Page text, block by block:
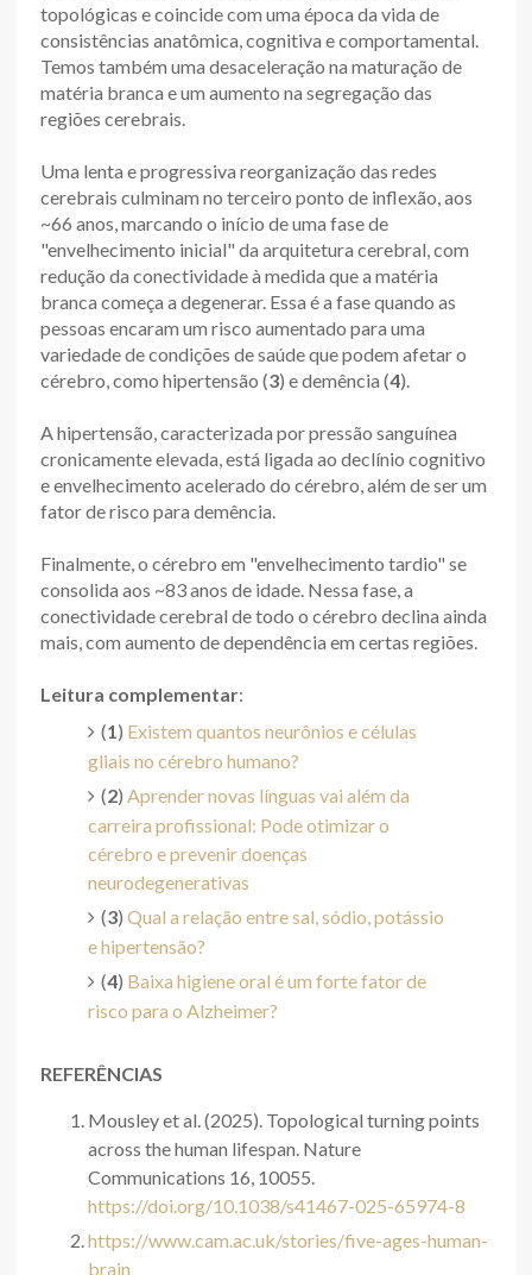
topológicas e coincide com uma época da vida de
consistências anatômica, cognitiva e comportamental.
Temos também uma desaceleração na maturação de
matéria branca e um aumento na segregação das
regiões cerebrais.
Uma lenta e progressiva reorganização das redes
cerebrais culminam no terceiro ponto de inflexão, aos
~66 anos, marcando o início de uma fase de
"envelhecimento inicial" da arquitetura cerebral, com
redução da conectividade à medida que a matéria
branca começa a degenerar. Essa é a fase quando as
pessoas encaram um risco aumentado para uma
variedade de condições de saúde que podem afetar o
cérebro, como hipertensão (3) e demência (4).
A hipertensão, caracterizada por pressão sanguínea
cronicamente elevada, está ligada ao declínio cognitivo
e envelhecimento acelerado do cérebro, além de ser um
fator de risco para demência.
Finalmente, o cérebro em "envelhecimento tardio" se
consolida aos ~83 anos de idade. Nessa fase, a
conectividade cerebral de todo o cérebro declina ainda
mais, com aumento de dependência em certas regiões.
Leitura complementar:
(1) Existem quantos neurônios e células
gliais no cérebro humano?
(2) Aprender novas línguas vai além da
carreira profissional: Pode otimizar o
cérebro e prevenir doenças
neurodegenerativas
(3) Qual a relação entre sal, sódio, potássio
e hipertensão?
(4) Baixa higiene oral é um forte fator de
risco para o Alzheimer?
REFERÊNCIAS
Mousley et al. (2025). Topological turning points
across the human lifespan. Nature
Communications 16, 10055.
https://doi.org/10.1038/s41467-025-65974-8
https://www.cam.ac.uk/stories/five-ages-human-
brain